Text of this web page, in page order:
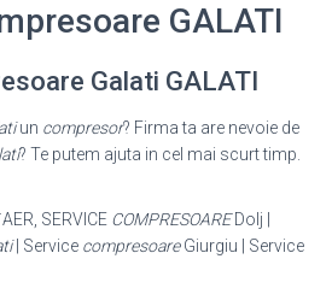
GALATI
Galati GALATI
un compresor? Firma ta are nevoie de
? Te putem ajuta in cel mai scurt timp.
AER, SERVICE COMPRESOAREDolj |
| Service compresoareGiurgiu | Service